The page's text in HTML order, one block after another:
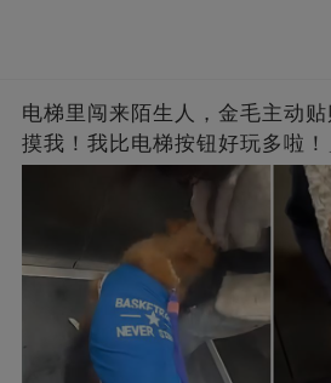
电梯里闯来陌生人，金毛主动
摸我！我比电梯按钮好玩多啦！